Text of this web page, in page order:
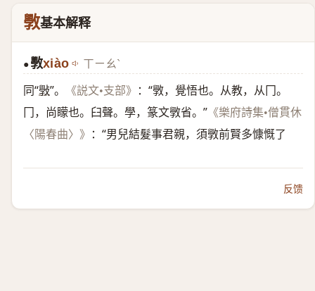
斆基本解释
● 斆xiào ㄒㄧㄠˋ
同“斅”。 《説文•支部》
：“斆，覺悟也。从教，从冂。
冂，尚矇也。臼聲。學，篆文斆省。” 《樂府詩集•僧貫休
〈陽春曲〉》
：“男兒結髮事君親，須斆前賢多慷慨了
反馈